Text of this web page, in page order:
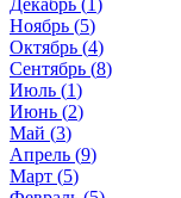
Декабрь (1)
Ноябрь (5)
Октябрь (4)
Сентябрь (8)
Июль (1)
Июнь (2)
Май (3)
Апрель (9)
Март (5)